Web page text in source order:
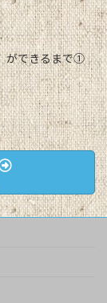
ができるまで①